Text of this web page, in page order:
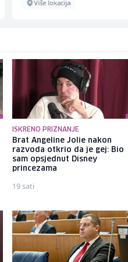
Sarajevo
ISKRENO PRIZNANJE
Brat Angeline Jolie nakon
razvoda otkrio da je gej: Bio
sam opsjednut Disney
princezama
19 sati